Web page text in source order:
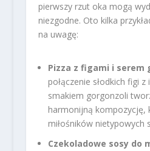
pierwszy rzut oka mogą
niezgodne. Oto kilka
na uwagę:
Pizza z figami i serem
połączenie słodkich figi
smakiem gorgonzoli
harmonijną kompozycję,
miłośników nietypowych
Czekoladowe sosy do